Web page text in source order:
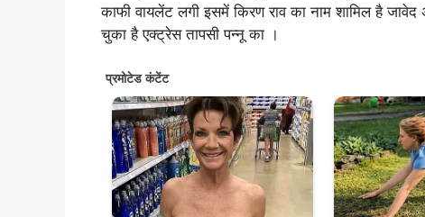
काफी वायलेंट लगी इसमें किरण राव का नाम शामिल है
चुका है एक्ट्रेस तापसी पन्नू का ।